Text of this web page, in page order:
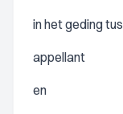
in het geding
appellant
en